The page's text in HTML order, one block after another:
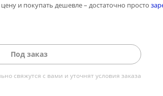
и покупать дешевле – достаточно просто
Под заказ
свяжутся с вами и уточнят условия заказа